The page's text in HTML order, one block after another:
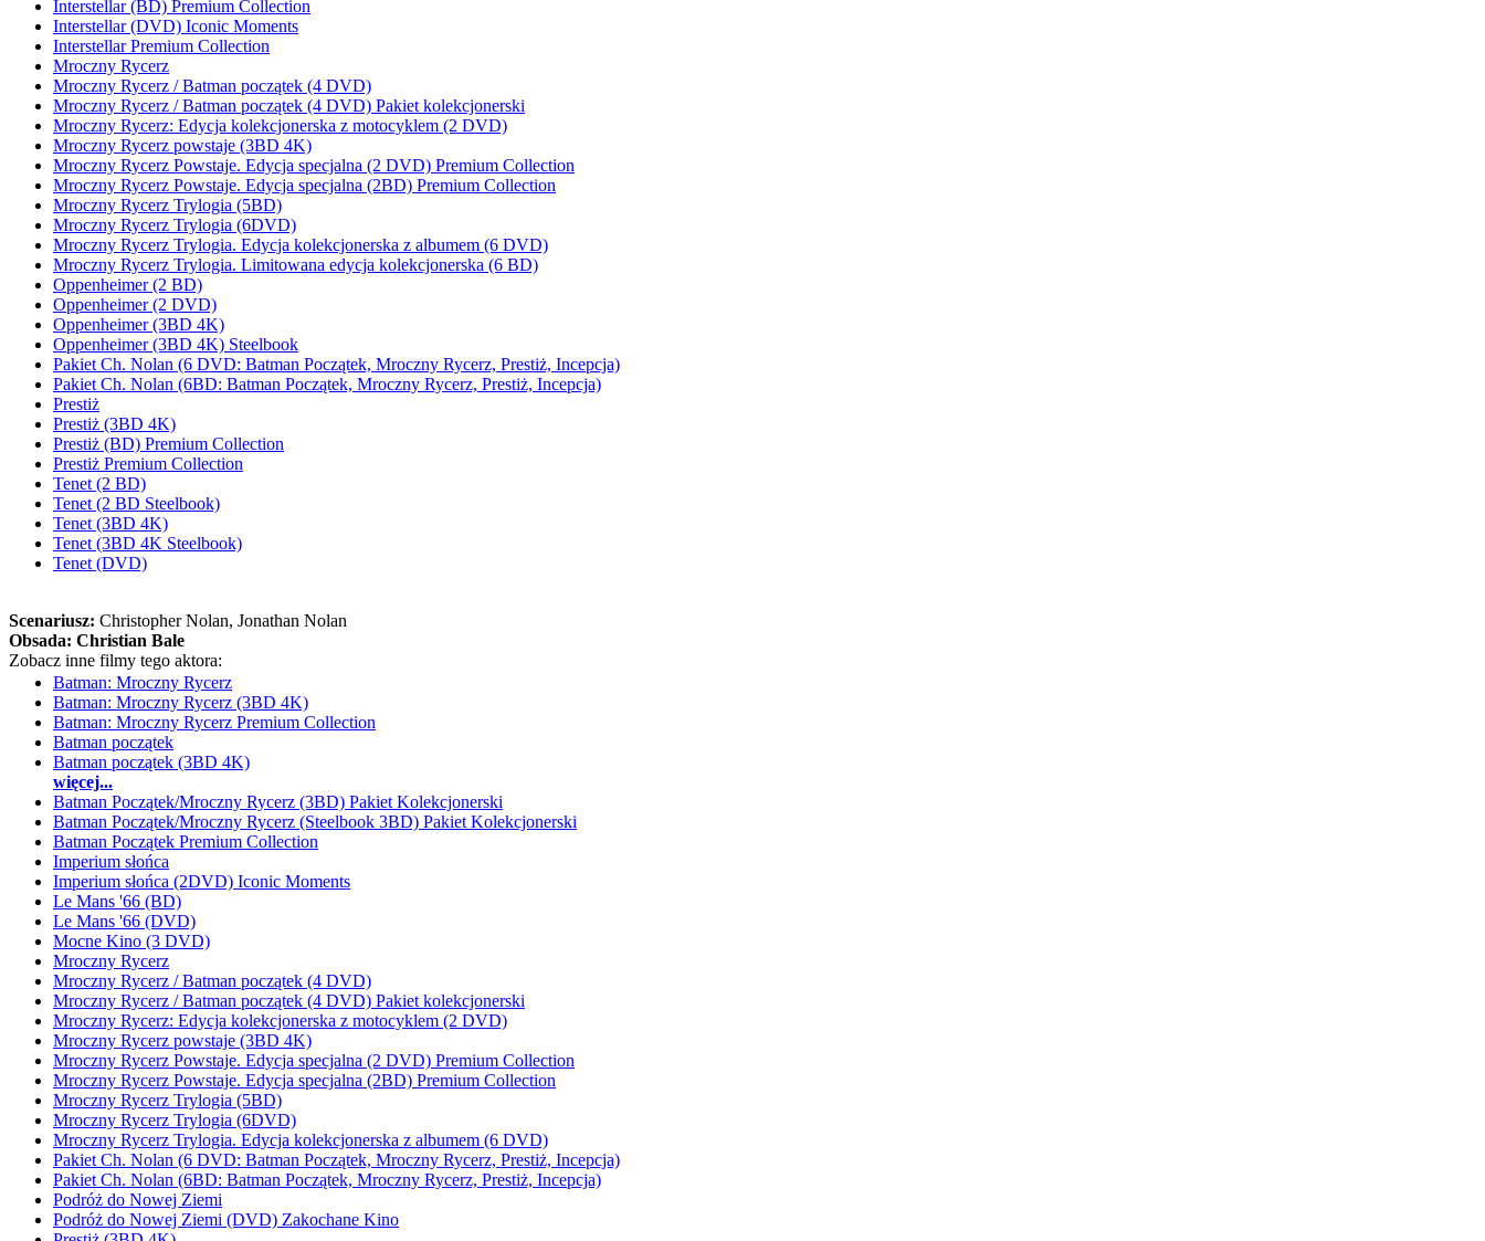
Interstellar (BD) Premium Collection
Interstellar (DVD) Iconic Moments
Interstellar Premium Collection
Mroczny Rycerz
Mroczny Rycerz / Batman początek (4 DVD)
Mroczny Rycerz / Batman początek (4 DVD) Pakiet kolekcjonerski
Mroczny Rycerz: Edycja kolekcjonerska z motocyklem (2 DVD)
Mroczny Rycerz powstaje (3BD 4K)
Mroczny Rycerz Powstaje. Edycja specjalna (2 DVD) Premium Collection
Mroczny Rycerz Powstaje. Edycja specjalna (2BD) Premium Collection
Mroczny Rycerz Trylogia (5BD)
Mroczny Rycerz Trylogia (6DVD)
Mroczny Rycerz Trylogia. Edycja kolekcjonerska z albumem (6 DVD)
Mroczny Rycerz Trylogia. Limitowana edycja kolekcjonerska (6 BD)
Oppenheimer (2 BD)
Oppenheimer (2 DVD)
Oppenheimer (3BD 4K)
Oppenheimer (3BD 4K) Steelbook
Pakiet Ch. Nolan (6 DVD: Batman Początek, Mroczny Rycerz, Prestiż, Incepcja)
Pakiet Ch. Nolan (6BD: Batman Początek, Mroczny Rycerz, Prestiż, Incepcja)
Prestiż
Prestiż (3BD 4K)
Prestiż (BD) Premium Collection
Prestiż Premium Collection
Tenet (2 BD)
Tenet (2 BD Steelbook)
Tenet (3BD 4K)
Tenet (3BD 4K Steelbook)
Tenet (DVD)
Scenariusz: Christopher Nolan, Jonathan Nolan
Obsada: Christian Bale
Zobacz inne filmy tego aktora:
Batman: Mroczny Rycerz
Batman: Mroczny Rycerz (3BD 4K)
Batman: Mroczny Rycerz Premium Collection
Batman początek
Batman początek (3BD 4K)
więcej...
Batman Początek/Mroczny Rycerz (3BD) Pakiet Kolekcjonerski
Batman Początek/Mroczny Rycerz (Steelbook 3BD) Pakiet Kolekcjonerski
Batman Początek Premium Collection
Imperium słońca
Imperium słońca (2DVD) Iconic Moments
Le Mans '66 (BD)
Le Mans '66 (DVD)
Mocne Kino (3 DVD)
Mroczny Rycerz
Mroczny Rycerz / Batman początek (4 DVD)
Mroczny Rycerz / Batman początek (4 DVD) Pakiet kolekcjonerski
Mroczny Rycerz: Edycja kolekcjonerska z motocyklem (2 DVD)
Mroczny Rycerz powstaje (3BD 4K)
Mroczny Rycerz Powstaje. Edycja specjalna (2 DVD) Premium Collection
Mroczny Rycerz Powstaje. Edycja specjalna (2BD) Premium Collection
Mroczny Rycerz Trylogia (5BD)
Mroczny Rycerz Trylogia (6DVD)
Mroczny Rycerz Trylogia. Edycja kolekcjonerska z albumem (6 DVD)
Pakiet Ch. Nolan (6 DVD: Batman Początek, Mroczny Rycerz, Prestiż, Incepcja)
Pakiet Ch. Nolan (6BD: Batman Początek, Mroczny Rycerz, Prestiż, Incepcja)
Podróż do Nowej Ziemi
Podróż do Nowej Ziemi (DVD) Zakochane Kino